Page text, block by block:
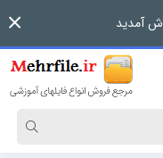
آمدید